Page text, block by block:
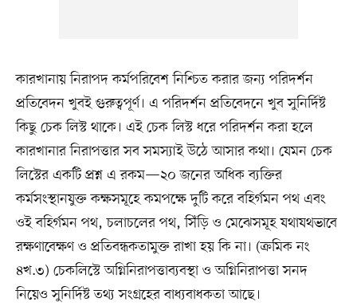
কারখানায় নিরাপদ কর্মপরিবেশ নিশ্চিত করার জন্য পরিদর্শন
প্রতিবেদন খুবই গুরুত্বপূর্ণ। এ পরিদর্শন প্রতিবেদনে খুব সুনির্দিষ্ট
কিছু চেক লিস্ট থাকে। এই চেক লিস্ট ধরে পরিদর্শন করা হলে
কারখানার নিরাপত্তার সব সমস্যাই উঠে আসার কথা। যেমন চেক
লিস্টের একটি প্রশ্ন এ রকম—২০ জনের অধিক ব্যক্তির
কর্মসংস্থানযুক্ত কক্ষসমূহে কমপক্ষে দুটি করে বহির্গমন পথ এবং
ওই বহির্গমন পথ, চলাচলের পথ, সিঁড়ি ও মেঝেসমূহ যথাযথভাবে
রক্ষণাবেক্ষণ ও প্রতিবন্ধকতামুক্ত রাখা হয় কি না। (ক্রমিক নং
৪খ.৩) চেকলিস্টে অগ্নিনিরাপত্তাব্যবস্থা ও অগ্নিনিরাপত্তা সনদ
নিয়েও সুনির্দিষ্ট তথ্য সংগ্রহের বাধ্যবাধকতা আছে।